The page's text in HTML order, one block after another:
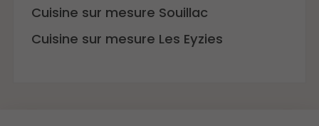
Cuisine sur mesure Souillac
Cuisine sur mesure Les Eyzies